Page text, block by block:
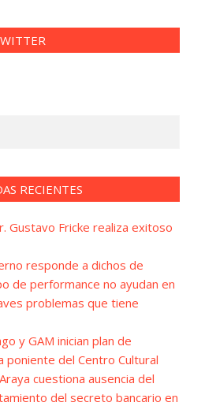
RECIENTES
Gustavo Fricke realiza exitoso
responde a dichos de
de performance no ayudan en
problemas que tiene
y GAM inician plan de
poniente del Centro Cultural
cuestiona ausencia del
del secreto bancario en